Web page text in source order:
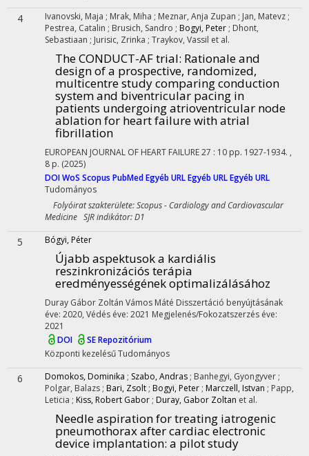
4 Ivanovski, Maja ; Mrak, Miha ; Meznar, Anja Zupan ; Jan, Matevz ;
Pestrea, Catalin ; Brusich, Sandro ; Bogyi, Peter ; Dhont,
Sebastiaan ; Jurisic, Zrinka ; Traykov, Vassil et al.
The CONDUCT-AF trial: Rationale and
design of a prospective, randomized,
multicentre study comparing conduction
system and biventricular pacing in
patients undergoing atrioventricular node
ablation for heart failure with atrial
fibrillation
EUROPEAN JOURNAL OF HEART FAILURE27 : 10 pp. 1927-1934. ,
8 p. (2025)
DOIWoS Scopus PubMedEgyéb URLEgyéb URLEgyéb URL
Tudományos
Folyóirat szakterülete: Scopus - Cardiology and Cardiovascular
Medicine SJR indikátor: D1
5 Bógyi, Péter
Újabb aspektusok a kardiális
reszinkronizációs terápia
eredményességének optimalizálásához
Duray Gábor Zoltán Vámos Máté Disszertáció benyújtásának
éve: 2020, Védés éve: 2021 Megjelenés/Fokozatszerzés éve:
2021
DOI
SE Repozitórium
Központi kezelésűTudományos
6 Domokos, Dominika ; Szabo, Andras ; Banhegyi, Gyongyver ;
Polgar, Balazs ; Bari, Zsolt ; Bogyi, Peter ; Marczell, Istvan ; Papp,
Leticia ; Kiss, Robert Gabor ; Duray, Gabor Zoltan et al.
Needle aspiration for treating iatrogenic
pneumothorax after cardiac electronic
device implantation: a pilot study